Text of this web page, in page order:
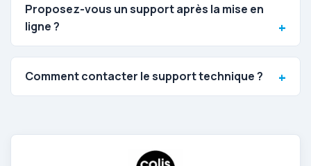
Proposez-vous un support après la mise en
ligne ?
Comment contacter le support technique ?